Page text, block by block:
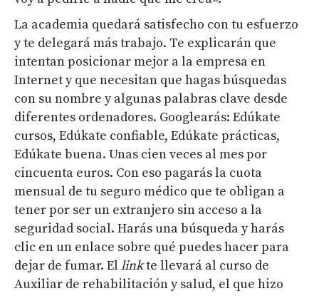
La academia quedará satisfecho con tu esfuerzo
y te delegará más trabajo. Te explicarán que
intentan posicionar mejor a la empresa en
Internet y que necesitan que hagas búsquedas
con su nombre y algunas palabras clave desde
diferentes ordenadores. Googlearás: Edúkate
cursos, Edúkate confiable, Edúkate prácticas,
Edúkate buena. Unas cien veces al mes por
cincuenta euros. Con eso pagarás la cuota
mensual de tu seguro médico que te obligan a
tener por ser un extranjero sin acceso a la
seguridad social. Harás una búsqueda y harás
clic en un enlace sobre qué puedes hacer para
dejar de fumar. El linkte llevará al curso de
Auxiliar de rehabilitación y salud, el que hizo